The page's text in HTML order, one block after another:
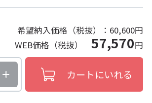
希望納入価格（税抜）： 60,600円
WEB価格（税抜）57,570円